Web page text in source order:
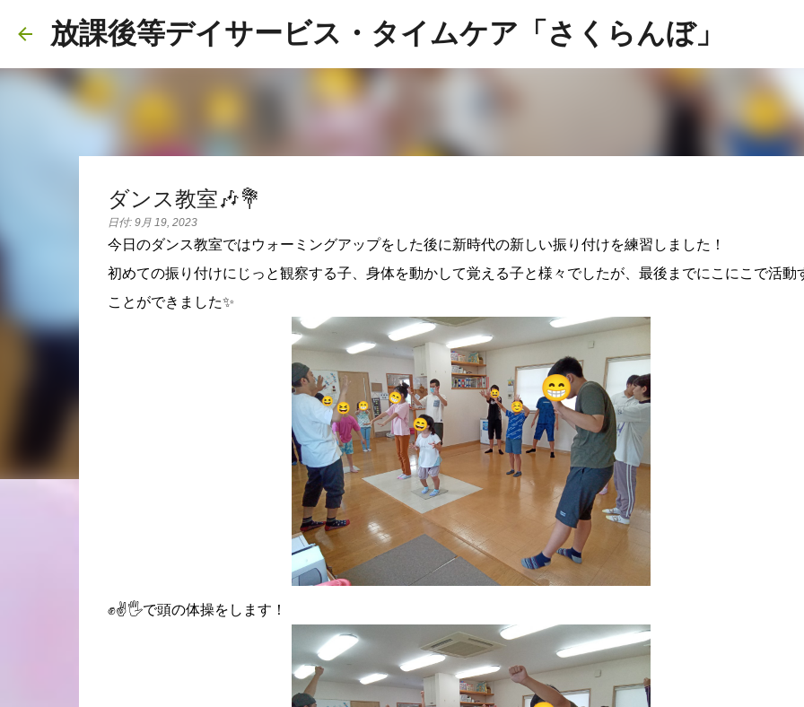
スキップしてメイン コンテンツに移動
放課後等デイサービス・タイムケア「さくらんぼ」
ダンス教室🎶💐
日付: 9月 19, 2023
今日のダンス教室ではウォーミングアップをした後に新時代の新しい振り付けを練習しました！
初めての振り付けにじっと観察する子、身体を動かして覚える子と様々でしたが、最後までにこにこで活動
ことができました✨
✊✌️🖐️で頭の体操をします！